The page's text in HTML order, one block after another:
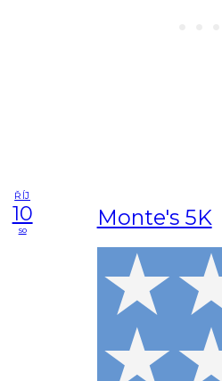
ŘÍJ
10
so Monte's 5K